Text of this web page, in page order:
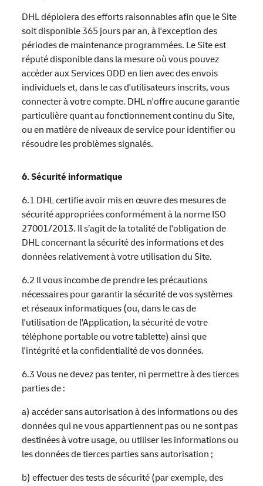
DHL déploiera des efforts raisonnables afin que le Site
soit disponible 365 jours par an, à l'exception des
périodes de maintenance programmées. Le Site est
réputé disponible dans la mesure où vous pouvez
accéder aux Services ODD en lien avec des envois
individuels et, dans le cas d'utilisateurs inscrits, vous
connecter à votre compte. DHL n'offre aucune garantie
particulière quant au fonctionnement continu du Site,
ou en matière de niveaux de service pour identifier ou
résoudre les problèmes signalés.
6. Sécurité informatique
6.1 DHL certifie avoir mis en œuvre des mesures de
sécurité appropriées conformément à la norme ISO
27001/2013. Il s’agit de la totalité de l'obligation de
DHL concernant la sécurité des informations et des
données relativement à votre utilisation du Site.
6.2 Il vous incombe de prendre les précautions
nécessaires pour garantir la sécurité de vos systèmes
et réseaux informatiques (ou, dans le cas de
l'utilisation de l'Application, la sécurité de votre
téléphone portable ou votre tablette) ainsi que
l'intégrité et la confidentialité de vos données.
6.3 Vous ne devez pas tenter, ni permettre à des tierces
parties de :
a) accéder sans autorisation à des informations ou des
données qui ne vous appartiennent pas ou ne sont pas
destinées à votre usage, ou utiliser les informations ou
les données de tierces parties sans autorisation ;
b) effectuer des tests de sécurité (par exemple, des